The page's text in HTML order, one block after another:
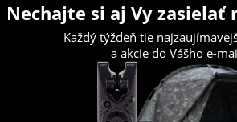
Nechajte si aj Vy zasielať
Každý týždeň tie
a akcie do Vášho e-